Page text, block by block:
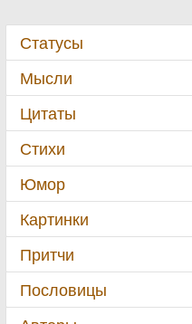
Статусы
Мысли
Цитаты
Стихи
Юмор
Картинки
Притчи
Пословицы